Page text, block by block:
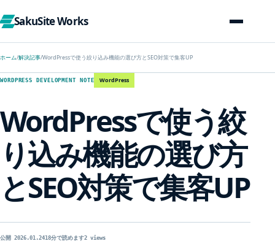
SakuSite Works
ホーム/解決記事/WordPressで使う絞り込み機能の選び方とSEO対策で集客UP
WORDPRESS DEVELOPMENT NOTE WordPress
WordPressで使う絞
り込み機能の選び方
とSEO対策で集客UP
公開 2026.01.2418分で読めます2 views